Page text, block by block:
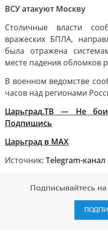
ВСУ атакуют Москву
Столичные власти
вражеских БПЛА,
была отражена
месте падения обломков
В военном ведомстве
часов над регионами
Царьград.ТВ — Не
Подпишись
Царьград в МАХ
Источник: Telegram-
Подписывайтесь